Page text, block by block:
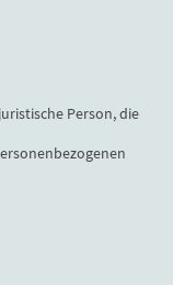
Person, die